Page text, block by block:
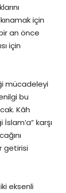
için
an önce
için
mücadeleyi
bu
Kâh
karşı
getirisi
eksenli